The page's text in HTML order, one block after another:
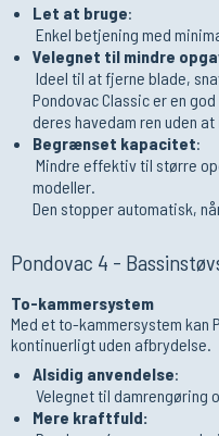
Let at bruge:
Enkel betjening med
Velegnet til mindre
Ideel til at fjerne blade,
Pondovac Classic er en
deres havedam ren uden
Begrænset kapacitet:
Mindre effektiv til større
modeller.
Den stopper automatisk,
Pondovac 4 -
To-kammersystem
Med et to-kammersystem kan
kontinuerligt uden afbrydelse.
Alsidig anvendelse:
Velegnet til damrengøring
Mere kraftfuld: